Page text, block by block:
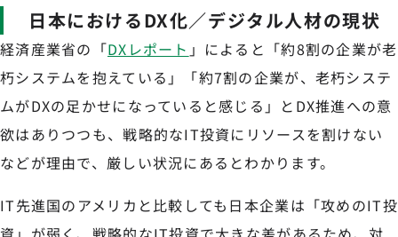
日本におけるDX化／デジタル人材の現状
経済産業省の「DXレポート 」によると「約8割の企業が老
朽システムを抱えている」「約7割の企業が、老朽システ
ムがDXの足かせになっていると感じる」とDX推進への意
欲はありつつも、戦略的なIT投資にリソースを割けない
などが理由で、厳しい状況にあるとわかります。
IT先進国のアメリカと比較しても日本企業は「攻めのIT投